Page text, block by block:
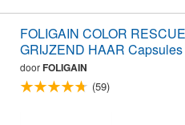
FOLIGAIN COLOR
GRIJZEND HAAR Capsules
doorFOLIGAIN
(59)